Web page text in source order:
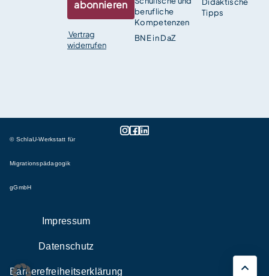
berufliche
Kompetenzen
BNE in DaZ
Tipps
abonnieren
Vertrag
widerrufen
© SchlaU-Werkstatt für
Migrationspädagogik
gGmbH
Impressum
Datenschutz
Barrierefreiheitserklärung